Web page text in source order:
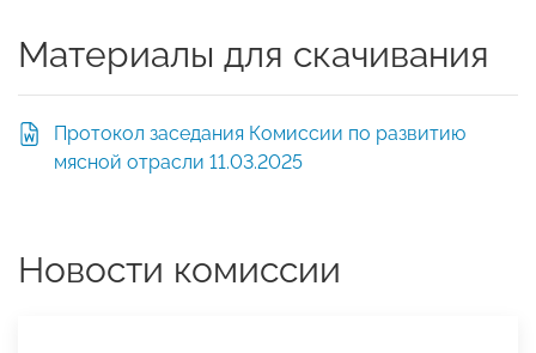
Материалы для скачивания
Протокол заседания Комиссии по развитию
мясной отрасли 11.03.2025
Новости комиссии